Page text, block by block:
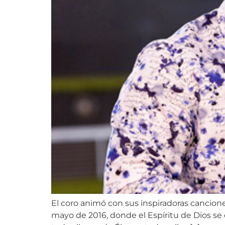
El coro animó con sus inspiradoras
mayo de 2016, donde el Espíritu de Dios